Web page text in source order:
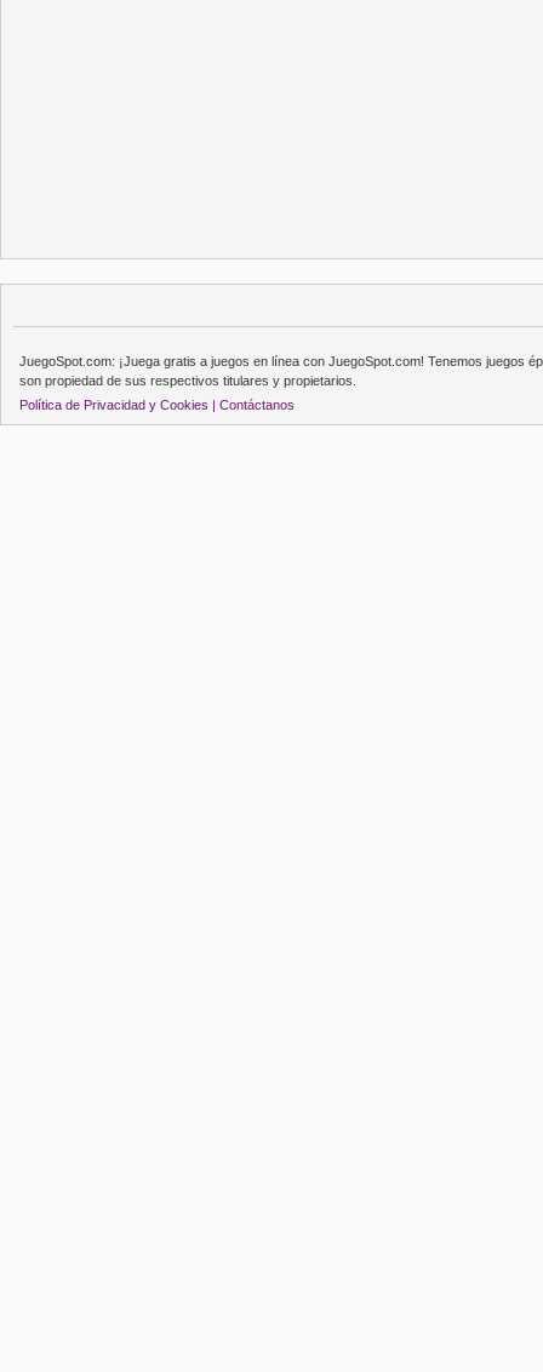
JuegoSpot.com: ¡Juega gratis a juegos en línea con JuegoSpot.com! Tenemos juegos
son propiedad de sus respectivos titulares y propietarios.
Política de Privacidad y Cookies | Contáctanos